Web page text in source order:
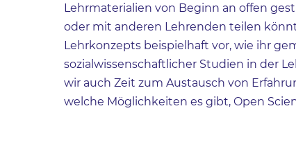
Lehrmaterialien von Beginn an offen
oder mit anderen Lehrenden teilen
Lehrkonzepts beispielhaft vor, wie ihr
sozialwissenschaftlicher Studien in der
wir auch Zeit zum Austausch von
welche Möglichkeiten es gibt, Open